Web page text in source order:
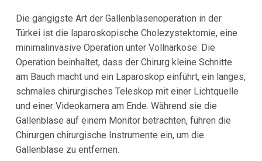
Die gängigste Art der Gallenblasenoperation in der
Türkei ist die laparoskopische Cholezystektomie, eine
minimalinvasive Operation unter Vollnarkose. Die
Operation beinhaltet, dass der Chirurg kleine Schnitte
am Bauch macht und ein Laparoskop einführt, ein langes,
schmales chirurgisches Teleskop mit einer Lichtquelle
und einer Videokamera am Ende. Während sie die
Gallenblase auf einem Monitor betrachten, führen die
Chirurgen chirurgische Instrumente ein, um die
Gallenblase zu entfernen.